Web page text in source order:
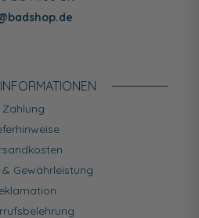
Zahlung
Gewährleistung